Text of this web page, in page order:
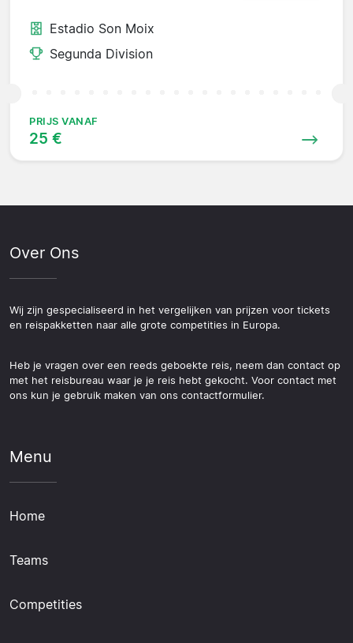
Estadio Son Moix
Segunda Division
PRIJS VANAF
25 €
Over Ons
Wij zijn gespecialiseerd in het vergelijken van prijzen voor tickets
en reispakketten naar alle grote competities in Europa.
Heb je vragen over een reeds geboekte reis, neem dan contact op
met het reisbureau waar je je reis hebt gekocht. Voor contact met
ons kun je gebruik maken van ons contactformulier.
Menu
Home
Teams
Competities